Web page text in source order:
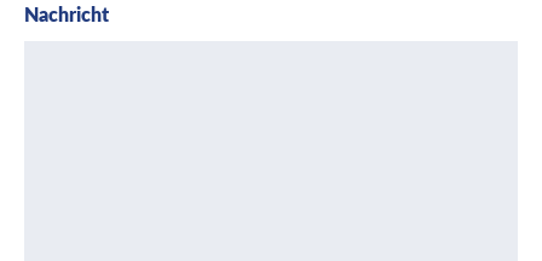
Nachricht